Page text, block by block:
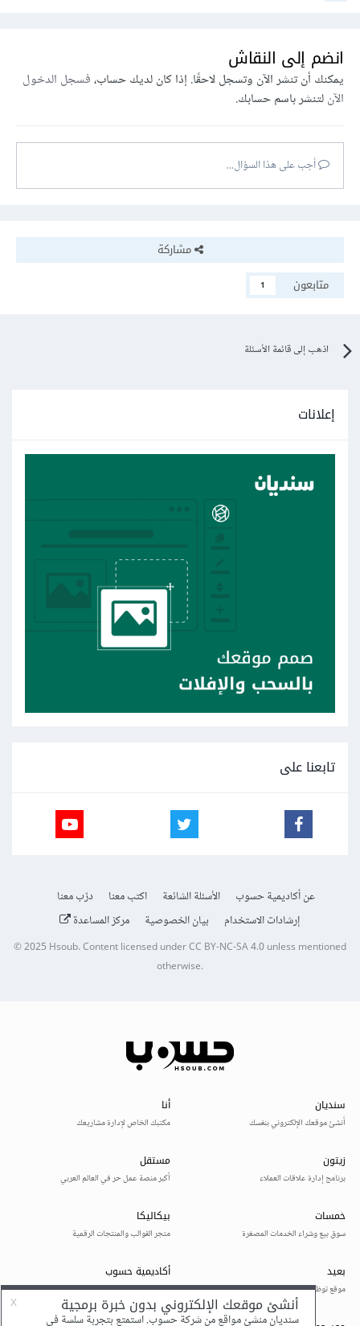
انضم إلى النقاش
يمكنك أن تنشر الآن وتسجل لاحقًا. إذا كان لديك حساب،فسجل الدخول
الآنلتنشر باسم حسابك.
أجب على هذا السؤال...
مشاركة
متابعون
1
اذهب إلى قائمة الأسئلة
إعلانات
تابعنا على
عن أكاديمية حسوب الأسئلة الشائعة اكتب معنا
درّب معنا
إرشادات الاستخدام
بيان الخصوصية مركز المساعدة
© 2025Hsoub.Content licensed underCC BY-NC-SA 4.0unless mentioned
otherwise.